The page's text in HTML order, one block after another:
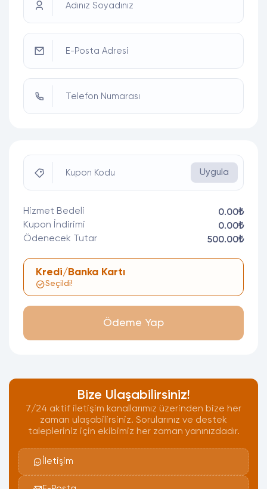
Adınız Soyadınız
E-Posta Adresi
Telefon Numarası
Kupon Kodu Uygula
Hizmet Bedeli
0.00₺
Kupon İndirimi
0.00₺
Ödenecek Tutar
500.00₺
Kredi/Banka Kartı
Seçildi!
Ödeme Yap
Bize Ulaşabilirsiniz!
7/24 aktif iletişim kanallarımız üzerinden bize her
zaman ulaşabilirsiniz. Sorularınız ve destek
talepleriniz için ekibimiz her zaman yanınızdadır.
İletişim